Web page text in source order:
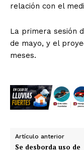
relación con el
La primera sesión
de mayo, y el
meses.
Artículo anterior
Se desborda uso de